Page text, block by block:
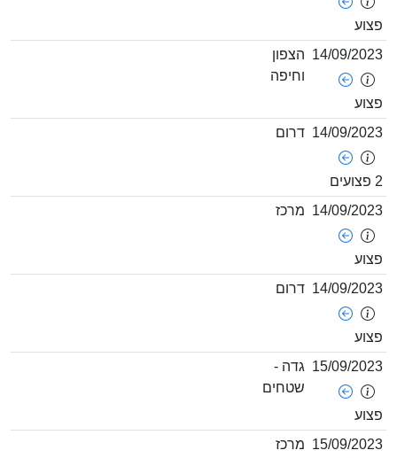
14/09/ הצפון
וחיפה
14/09/ דרום
14/09/ מרכז
14/09/ דרום
15/09/ גדה -
שטחים
15/09/ מרכז